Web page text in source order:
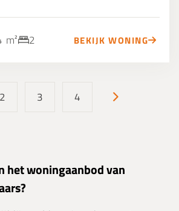
m² 2 BEKIJK WONING
2 3 4
het woningaanbod van